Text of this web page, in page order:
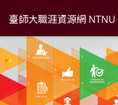
臺師大職涯資源網